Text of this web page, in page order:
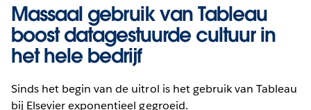
Massaal gebruik van Tableau
boost datagestuurde cultuur in
het hele bedrijf
Sinds het begin van de uitrol is het gebruik van Tableau
bij Elsevier exponentieel gegroeid.